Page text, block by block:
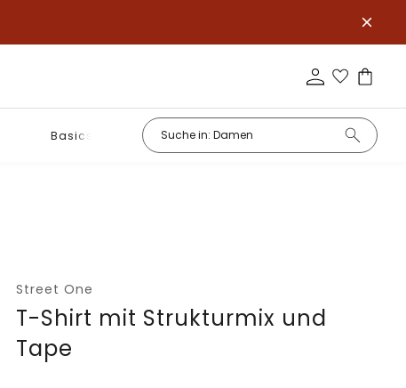
Basics
Street One
T-Shirt mit Strukturmix und
Tape